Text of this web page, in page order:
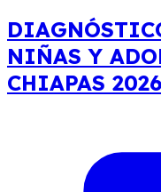
NIÑAS Y
CHIAPAS 2026